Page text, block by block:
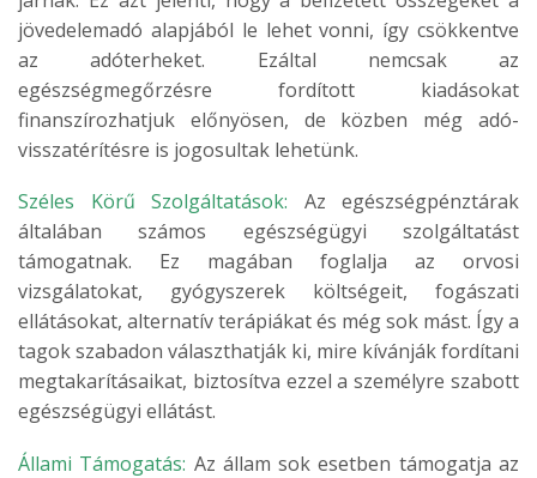
jövedelemadó alapjából le lehet vonni, így csökkentve
az adóterheket. Ezáltal nemcsak az
egészségmegőrzésre fordított kiadásokat
finanszírozhatjuk előnyösen, de közben még adó-
visszatérítésre is jogosultak lehetünk.
Széles Körű Szolgáltatások:
Az egészségpénztárak
általában számos egészségügyi szolgáltatást
támogatnak. Ez magában foglalja az orvosi
vizsgálatokat, gyógyszerek költségeit, fogászati
ellátásokat, alternatív terápiákat és még sok mást. Így a
tagok szabadon választhatják ki, mire kívánják fordítani
megtakarításaikat, biztosítva ezzel a személyre szabott
egészségügyi ellátást.
Állami Támogatás: Az állam sok esetben támogatja az